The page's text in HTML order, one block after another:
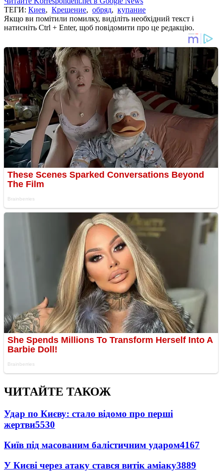
ТЕГИ: Киев, Крещение, обряд, купание
Якщо ви помітили помилку, виділіть необхідний текст і
натисніть Ctrl + Enter, щоб повідомити про це редакцію.
ЧИТАЙТЕ ТАКОЖ
Удар по Києву: стало відомо про перші
жертви5530
Київ під масованим балістичним ударом4167
У Києві через атаку стався витік аміаку3889